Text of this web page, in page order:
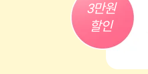
3만원
할인